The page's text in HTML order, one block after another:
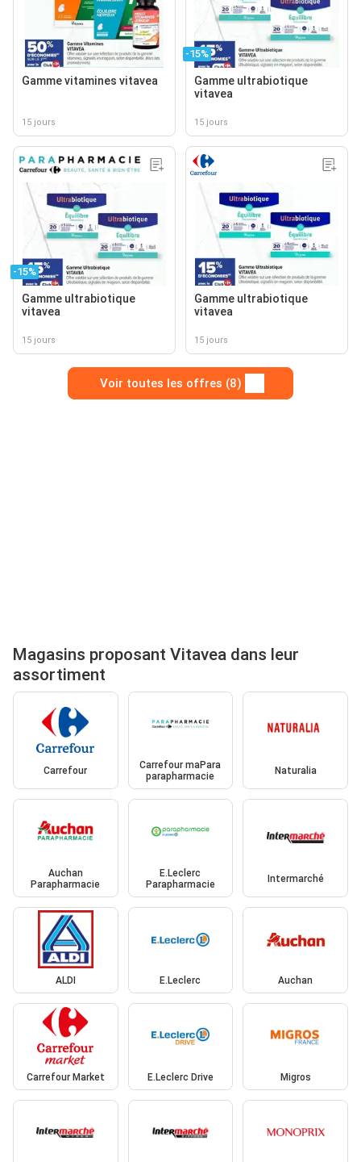
Gamme vitamines vitavea
15 jours
-15%
Gamme ultrabiotique
vitavea
15 jours
-15%
Gamme ultrabiotique
vitavea
15 jours
Gamme ultrabiotique
vitavea
15 jours
Voir toutes les offres (8)
Magasins proposant Vitavea dans leur
assortiment
Carrefour
Carrefour maPara
parapharmacie
Naturalia
Auchan
Parapharmacie
E.Leclerc
Parapharmacie
Intermarché
ALDI E.Leclerc Auchan
Carrefour Market E.Leclerc Drive Migros